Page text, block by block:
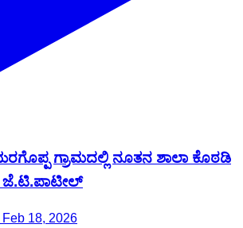
ಗ್ರಾಮದಲ್ಲಿ ನೂತನ ಶಾಲಾ ಕೊಠಡಿ
ಜೆ.ಟಿ.ಪಾಟೀಲ್
18, 2026